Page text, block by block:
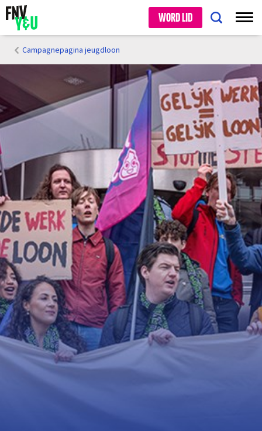
WORD LID
Campagnepagina jeugdloon